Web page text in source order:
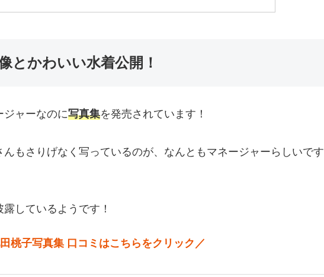
とかわいい水着公開！
ジャーなのに写真集を発売されています！
んもさりげなく写っているのが、なんともマネージャーらしいです
露しているようです！
桃子写真集 口コミはこちらをクリック／